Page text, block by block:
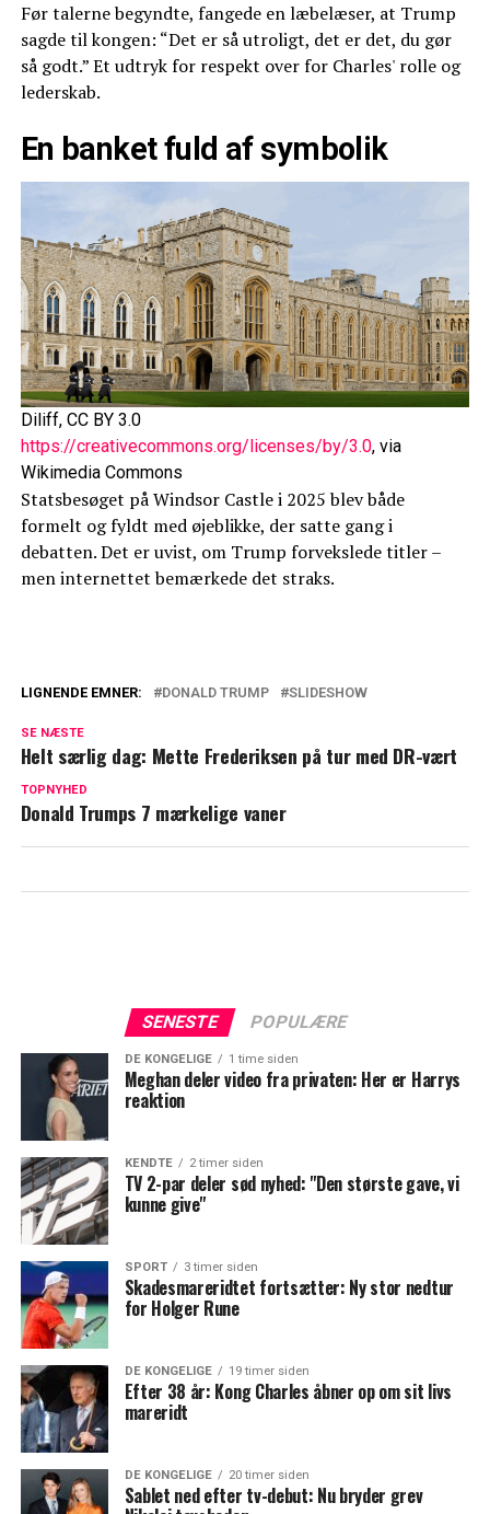
Før talerne begyndte, fangede en læbelæser, at Trump
sagde til kongen: “Det er så utroligt, det er det, du gør
så godt.” Et udtryk for respekt over for Charles' rolle og
lederskab.
En banket fuld af symbolik
Diliff, CC BY 3.0
https://creativecommons.org/licenses/by/3.0, via
Wikimedia Commons
Statsbesøget på Windsor Castle i 2025 blev både
formelt og fyldt med øjeblikke, der satte gang i
debatten. Det er uvist, om Trump forvekslede titler –
men internettet bemærkede det straks.
Melania er separeret
millioner kroner
LIGNENDE EMNER: DONALD TRUMP SLIDESHOW
SE NÆSTE
Helt særlig dag: Mette Frederiksen på tur med DR-vært
TOPNYHED
Donald Trumps 7 mærkelige vaner
SENESTE POPULÆRE
DE KONGELIGE 1 time siden
Meghan deler video fra privaten: Her er Harrys
reaktion
KENDTE 2 timer siden
TV 2-par deler sød nyhed: "Den største gave, vi
kunne give"
SPORT 3 timer siden
Skadesmareridtet fortsætter: Ny stor nedtur
for Holger Rune
DE KONGELIGE 19 timer siden
Efter 38 år: Kong Charles åbner op om sit livs
mareridt
DE KONGELIGE 20 timer siden
Sablet ned efter tv-debut: Nu bryder grev